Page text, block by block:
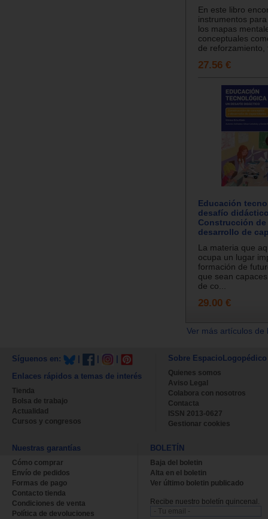
En este libro
instrumentos
los mapas
conceptuales
de reforzamiento,
27.56 €
Educación
desafío
Construcción
desarrollo de
La materia que
ocupa un lugar
formación de
que sean
de co...
29.00 €
Ver más artículos
Síguenos en:
Enlaces rápidos a temas de interés
Tienda
Bolsa de trabajo
Actualidad
Cursos y congresos
Sobre EspacioLogopédico
Quienes somos
Aviso Legal
Colabora con nosotros
Contacta
ISSN 2013-0627
Gestionar cookies
Nuestras garantías
Cómo comprar
Envío de pedidos
Formas de pago
Contacto tienda
Condiciones de venta
Política de devoluciones
BOLETÍN
Baja del boletin
Alta en el boletin
Ver último boletin publicado
Recibe nuestro boletín quincenal.